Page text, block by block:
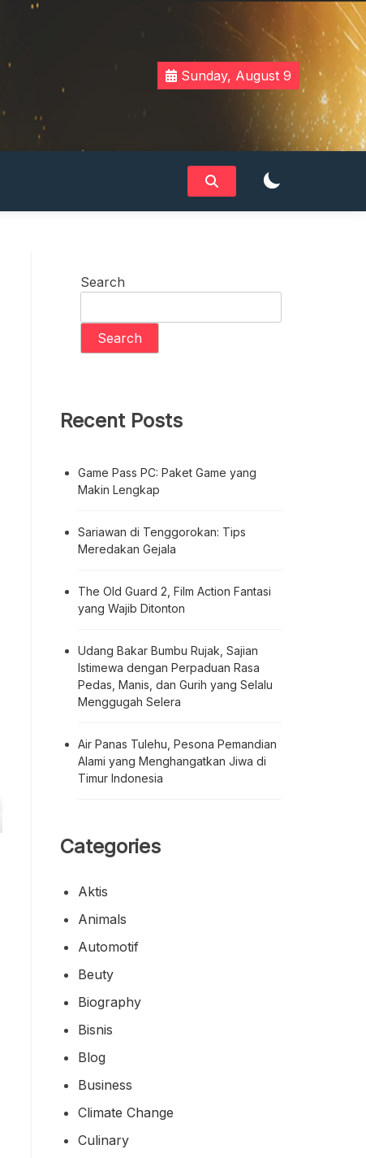
Sunday, August 9
Search
Search
Recent Posts
Game Pass PC: Paket Game yang
Makin Lengkap
Sariawan di Tenggorokan: Tips
Meredakan Gejala
The Old Guard 2, Film Action Fantasi
yang Wajib Ditonton
Udang Bakar Bumbu Rujak, Sajian
Istimewa dengan Perpaduan Rasa
Pedas, Manis, dan Gurih yang Selalu
Menggugah Selera
Air Panas Tulehu, Pesona Pemandian
Alami yang Menghangatkan Jiwa di
Timur Indonesia
Categories
Aktis
Animals
Automotif
Beuty
Biography
Bisnis
Blog
Business
Climate Change
Culinary